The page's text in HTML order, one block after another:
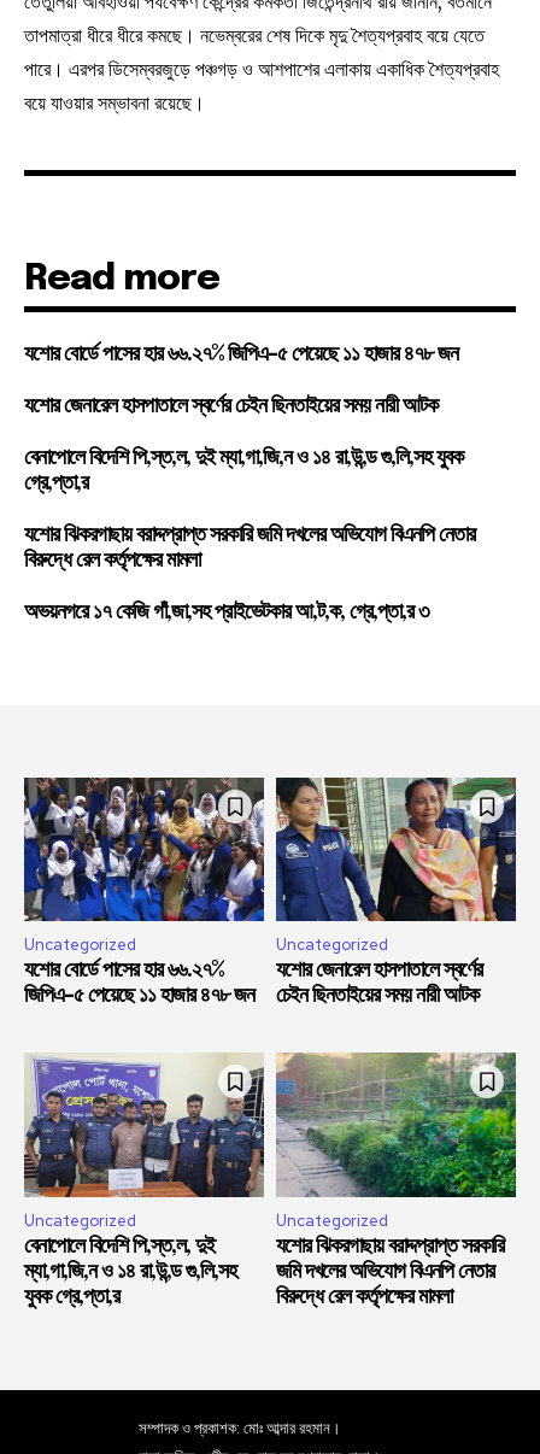
তাপমাত্রা ধীরে ধীরে কমছে। নভেম্বরের শেষ দিকে মৃদু শৈত্যপ্রবাহ বয়ে যেতে
পারে। এরপর ডিসেম্বরজুড়ে পঞ্চগড় ও আশপাশের এলাকায় একাধিক শৈত্যপ্রবাহ
বয়ে যাওয়ার সম্ভাবনা রয়েছে।
Read more
যশোর বোর্ডে পাসের হার ৬৬.২৭% জিপিএ-৫ পেয়েছে ১১ হাজার ৪৭৮ জন
যশোর জেনারেল হাসপাতালে স্বর্ণের চেইন ছিনতাইয়ের সময় নারী আটক
বেনাপোলে বিদেশি পি,স্ত,ল, দুই ম্যা,গা,জি,ন ও ১৪ রা,উ,ন্ড গু,লি,সহ যুবক
গ্রে,প্তা,র
যশোর ঝিকরগাছায় বরাদ্দপ্রাপ্ত সরকারি জমি দখলের অভিযোগ বিএনপি নেতার
বিরুদ্ধে রেল কর্তৃপক্ষের মামলা
অভয়নগরে ১৭ কেজি গাঁ,জা,সহ প্রাইভেটকার আ,ট,ক, গ্রে,প্তা,র ৩
Uncategorized
যশোর বোর্ডে পাসের হার ৬৬.২৭%
জিপিএ-৫ পেয়েছে ১১ হাজার ৪৭৮ জন
Uncategorized
যশোর জেনারেল হাসপাতালে স্বর্ণের
চেইন ছিনতাইয়ের সময় নারী আটক
Uncategorized
বেনাপোলে বিদেশি পি,স্ত,ল, দুই
ম্যা,গা,জি,ন ও ১৪ রা,উ,ন্ড গু,লি,সহ
যুবক গ্রে,প্তা,র
Uncategorized
যশোর ঝিকরগাছায় বরাদ্দপ্রাপ্ত সরকারি
জমি দখলের অভিযোগ বিএনপি নেতার
বিরুদ্ধে রেল কর্তৃপক্ষের মামলা
সম্পাদক ও প্রকাশক: মোঃ আব্দার রহমান।